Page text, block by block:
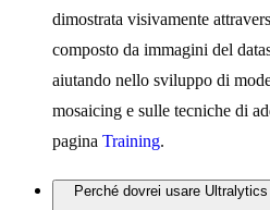
dimostrata visivamente
composto da immagini del
aiutando nello sviluppo di
mosaicing e sulle tecniche di
pagina Training.
Perché dovrei usare